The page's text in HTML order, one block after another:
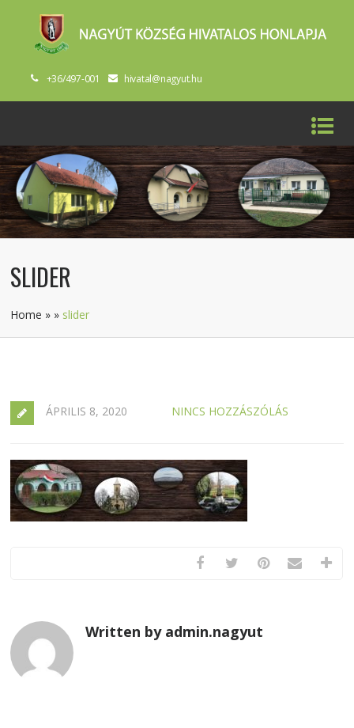
+36/497-001 hivatal@nagyut.hu
SLIDER
Home » » slider
ÁPRILIS 8, 2020 NINCS HOZZÁSZÓLÁS
Written by admin.nagyut